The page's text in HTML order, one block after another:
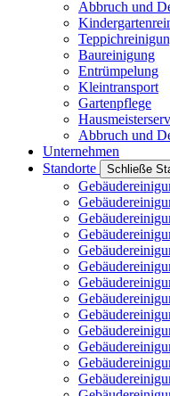
Abbruch und
Baureinigung
Entrümpelung
Kleintransport
Gartenpflege
Abbruch und
Unternehmen
Standorte
Schließe